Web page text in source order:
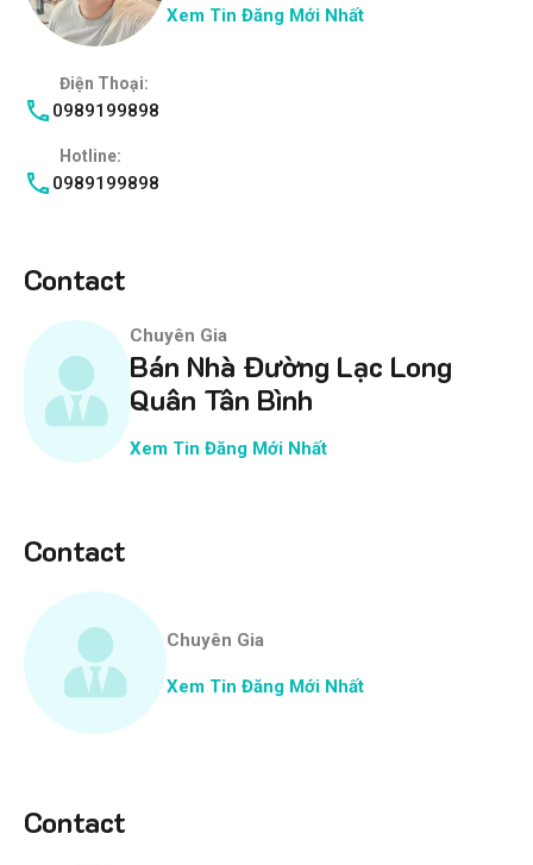
Xem Tin Đăng Mới Nhất
Điện Thoại:
0989199898
Hotline:
0989199898
Contact
Chuyên Gia
Bán Nhà Đường Lạc Long
Quân Tân Bình
Xem Tin Đăng Mới Nhất
Contact
Chuyên Gia
Xem Tin Đăng Mới Nhất
Contact